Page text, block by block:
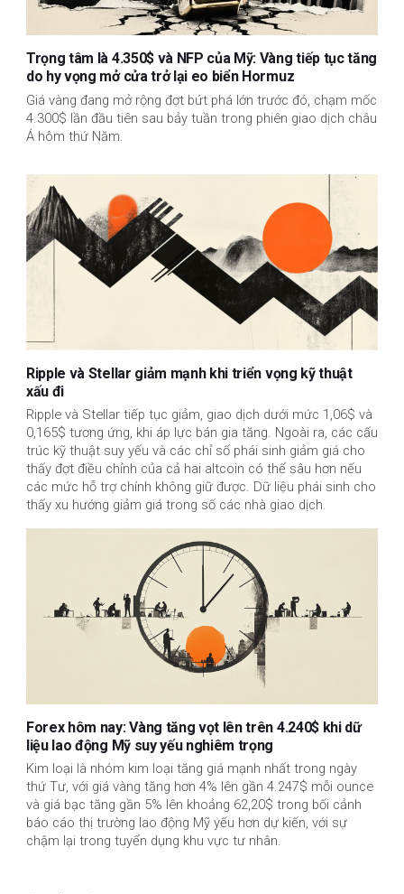
Trọng tâm là 4.350$ và NFP của Mỹ: Vàng tiếp tục tăng
do hy vọng mở cửa trở lại eo biển Hormuz
Giá vàng đang mở rộng đợt bứt phá lớn trước đó, chạm mốc
4.300$ lần đầu tiên sau bảy tuần trong phiên giao dịch châu
Á hôm thứ Năm.
Ripple và Stellar giảm mạnh khi triển vọng kỹ thuật
xấu đi
Ripple và Stellar tiếp tục giảm, giao dịch dưới mức 1,06$ và
0,165$ tương ứng, khi áp lực bán gia tăng. Ngoài ra, các cấu
trúc kỹ thuật suy yếu và các chỉ số phái sinh giảm giá cho
thấy đợt điều chỉnh của cả hai altcoin có thể sâu hơn nếu
các mức hỗ trợ chính không giữ được. Dữ liệu phái sinh cho
thấy xu hướng giảm giá trong số các nhà giao dịch.
Forex hôm nay: Vàng tăng vọt lên trên 4.240$ khi dữ
liệu lao động Mỹ suy yếu nghiêm trọng
Kim loại là nhóm kim loại tăng giá mạnh nhất trong ngày
thứ Tư, với giá vàng tăng hơn 4% lên gần 4.247$ mỗi ounce
và giá bạc tăng gần 5% lên khoảng 62,20$ trong bối cảnh
báo cáo thị trường lao động Mỹ yếu hơn dự kiến, với sự
chậm lại trong tuyển dụng khu vực tư nhân.